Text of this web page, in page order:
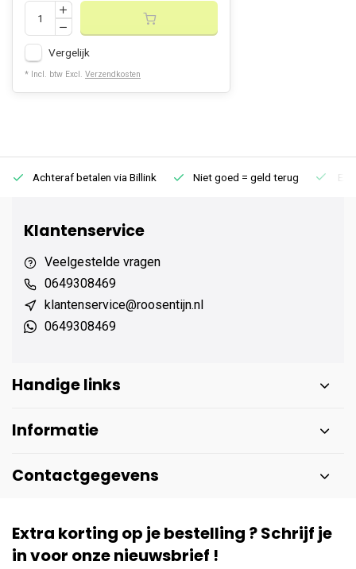
Vergelijk
* Incl. btw Excl. Verzendkosten
Achteraf betalen via Billink Niet goed = geld terug
Klantenservice
Veelgestelde vragen
0649308469
klantenservice@roosentijn.nl
0649308469
Handige links
Informatie
Contactgegevens
Extra korting op je bestelling ? Schrijf je
in voor onze nieuwsbrief !